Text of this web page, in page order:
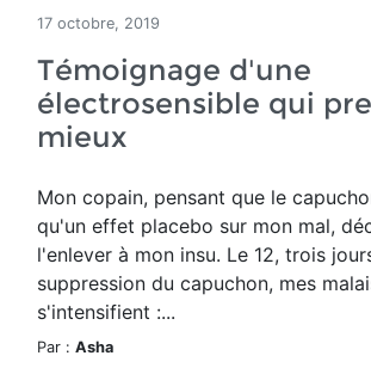
17 octobre, 2019
Témoignage d'une
électrosensible qui
mieux
Mon copain, pensant que le
qu'un effet placebo sur mon mal,
l'enlever à mon insu. Le 12, trois
suppression du capuchon, mes
s'intensifient :...
Par : Asha